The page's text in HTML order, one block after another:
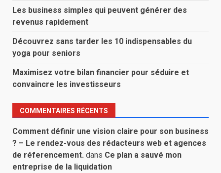
Les business simples qui peuvent générer des
revenus rapidement
Découvrez sans tarder les 10 indispensables du
yoga pour seniors
Maximisez votre bilan financier pour séduire et
convaincre les investisseurs
COMMENTAIRES RÉCENTS
Comment définir une vision claire pour son business
? – Le rendez-vous des rédacteurs web et agences
de réferencement. dans Ce plan a sauvé mon
entreprise de la liquidation